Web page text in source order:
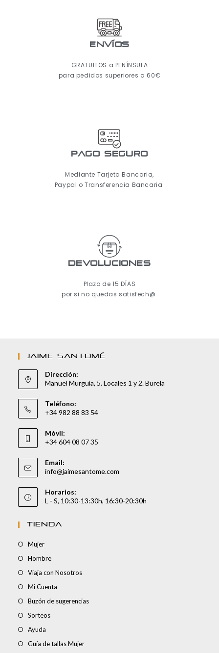
ENVÍOS
GRATUITOS a PENÍNSULA
para pedidos superiores a 60€
pago seguro
Mediante Tarjeta Bancaria,
Paypal o Transferencia Bancaria.
Devoluciones
Plazo de 15 DÍAS
por si no quedas satisfech@.
JAIME SANTOMÉ
Dirección:
Manuel Murguía, 5. Locales 1 y 2. Burela
Teléfono:
+34 982 88 83 54
Móvil:
+34 604 08 07 35
Email:
info@jaimesantome.com
Horarios:
L - S, 10:30-13:30h, 16:30-20:30h
TIENDA
Mujer
Hombre
Viaja con Nosotros
Mi Cuenta
Buzón de sugerencias
Sorteos
Ayuda
Guía de tallas Mujer